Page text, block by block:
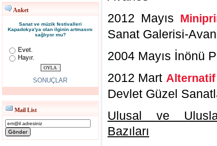
Anket
Sanat ve müzik festivalleri
Kapadokya'ya olan ilginin artmasını
sağlıyor mu?
Evet.
Hayır.
SONUÇLAR
Mail List
2012 Mayıs
Sanat Galerisi-
2004 Mayıs İnönü
2012 Mart
Devlet Güzel
Ulusal ve
Bazıları